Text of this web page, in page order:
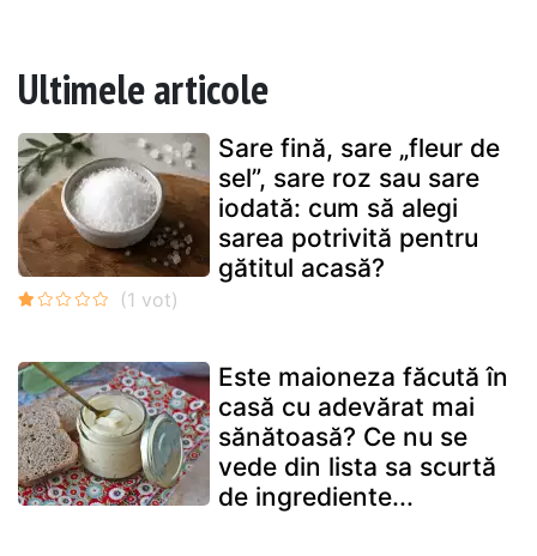
Ultimele articole
Sare fină, sare „fleur de
sel”, sare roz sau sare
iodată: cum să alegi
sarea potrivită pentru
gătitul acasă?
Este maioneza făcută în
casă cu adevărat mai
sănătoasă? Ce nu se
vede din lista sa scurtă
de ingrediente...